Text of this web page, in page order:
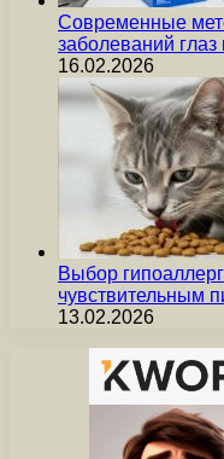
Современные
заболеваний
16.02.2026
Выбор
чувствительным
13.02.2026